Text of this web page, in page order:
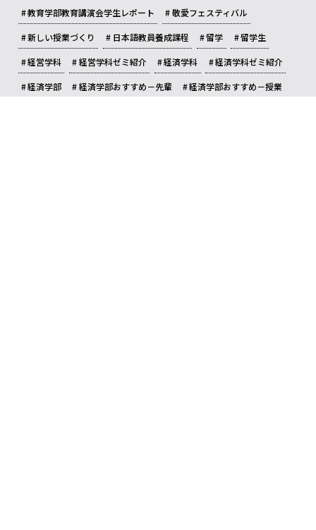
教育学部教育講演会学生レポート 敬愛フェスティバル
新しい授業づくり 日本語教員養成課程 留学 留学生
経営学科 経営学科ゼミ紹介 経済学科 経済学科ゼミ紹介
経済学部 経済学部おすすめ－先輩 経済学部おすすめ－授業